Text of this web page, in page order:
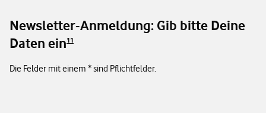
Newsletter-Anmeldung: Gib bitte Deine
Daten ein11
Die Felder mit einem * sind Pflichtfelder.